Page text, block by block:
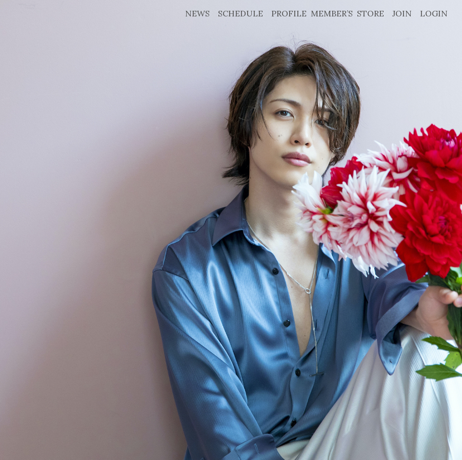
NEWS SCHEDULE PROFILE MEMBER’S STORE JOIN LOGIN